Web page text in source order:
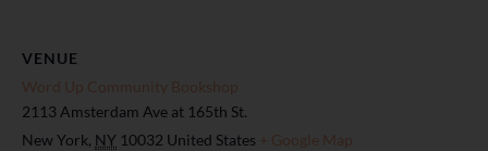
VENUE
Word Up Community Bookshop
2113 Amsterdam Ave at 165th St.
New York, NY 10032 United States + Google Map